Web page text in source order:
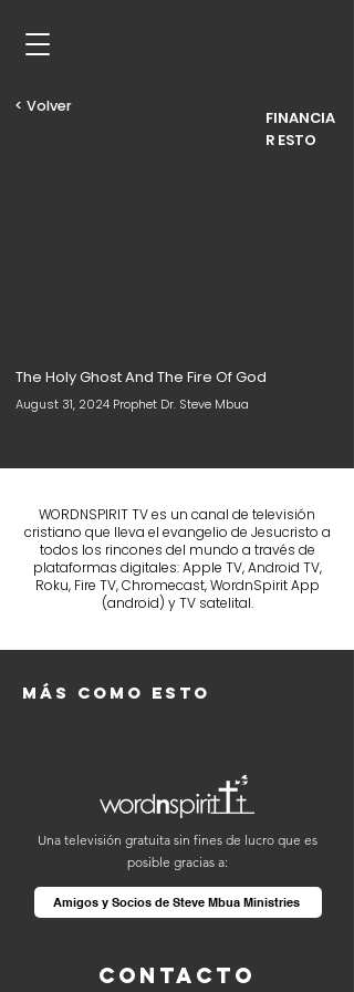
< Volver
FINANCIA
R ESTO
The Holy Ghost And The Fire Of God
August 31, 2024 Prophet Dr. Steve Mbua
WORDNSPIRIT TV es un canal de televisión
cristiano que lleva el evangelio de Jesucristo a
todos los rincones del mundo a través de
plataformas digitales: Apple TV, Android TV,
Roku, Fire TV, Chromecast, WordnSpirit App
(android) y TV satelital.
Más como esto
Contacto
Una televisión gratuita sin fines de lucro que es
posible gracias a:
Amigos y Socios de Steve Mbua Ministries